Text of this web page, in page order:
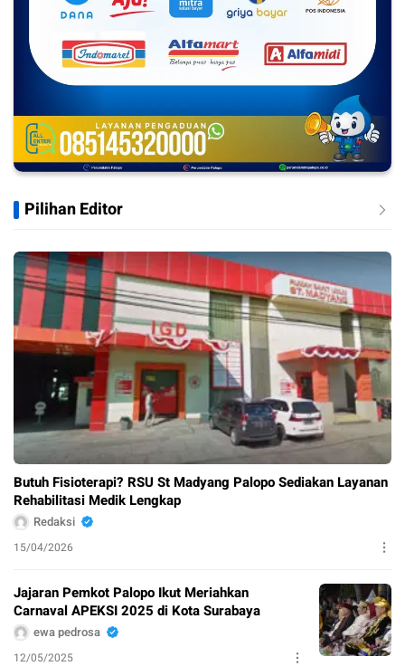
Pilihan Editor
Butuh Fisioterapi? RSU St Madyang Palopo Sediakan Layanan
Rehabilitasi Medik Lengkap
Redaksi
15/04/2026
Jajaran Pemkot Palopo Ikut Meriahkan
Carnaval APEKSI 2025 di Kota Surabaya
ewa pedrosa
12/05/2025